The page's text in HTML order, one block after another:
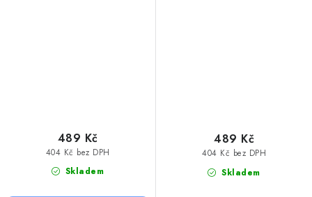
Skladem
404 Kč bez DPH
489 Kč
Skladem
404 Kč bez DPH
489 Kč